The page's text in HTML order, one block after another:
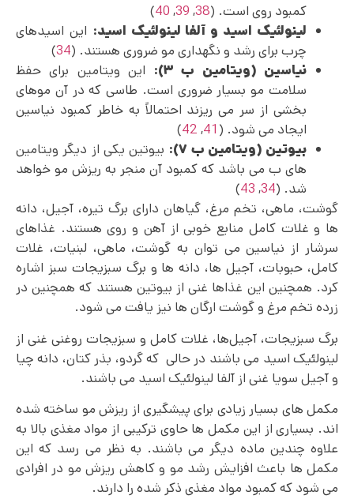
کمبود روی است. (38
,
39
,
40
)
لینولئیک اسید و آلفا لینولئیک اسید: این اسیدهای
چرب برای رشد و نگهداری مو ضروری هستند. (34
)
نیاسین (ویتامین ب ۳):
این ویتامین برای حفظ
سلامت مو بسیار ضروری است. طاسی که در آن موهای
بخشی از سر می ریزند احتمالاً به خاطر کمبود نیاسین
ایجاد می شود. ( 41
,
42
)
بیوتین (ویتامین ب ۷):
بیوتین یکی از دیگر ویتامین‌
های ب می باشد که کمبود آن منجر به ریزش مو خواهد
شد. (34
,
43
)
گوشت، ماهی، تخم مرغ، گیاهان دارای برگ تیره، آجیل، دانه
ها و غلات کامل منابع خوبی از آهن و روی هستند. غذاهای
سرشار از نیاسین می‌ توان به گوشت، ماهی، لبنیات، غلات
کامل، حبوبات، آجیل‌ ها، دانه ها و برگ سبزیجات سبز اشاره
کرد. همچنین این غذاها غنی از بیوتین هستند که همچنین در
زرده تخم مرغ و گوشت ارگان ها نیز یافت می شود.
برگ سبزیجات، آجیل‌ها، غلات کامل و سبزیجات روغنی غنی از
لینولئیک اسید می باشند در حالی که گردو، بذر کتان، دانه چیا
و آجیل سویا غنی از آلفا لینولئیک اسید می باشند.
مکمل های بسیار زیادی برای پیشگیری از ریزش مو ساخته شده
اند. بسیاری از این مکمل ها حاوی ترکیبی از مواد مغذی بالا به
علاوه چندین ماده دیگر می باشند. به نظر می رسد که این
مکمل ها باعث افزایش رشد مو و کاهش ریزش مو در افرادی
می شود که کمبود مواد مغذی ذکر شده را دارند.